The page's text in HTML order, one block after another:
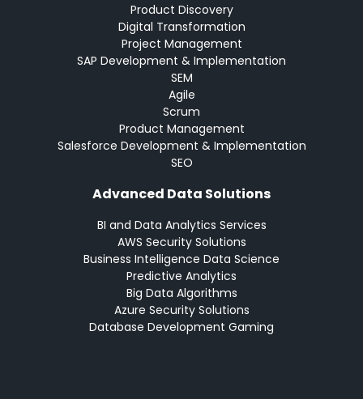
Product Discovery
Digital Transformation
Project Management
SAP Development & Implementation
SEM
Agile
Scrum
Product Management
Salesforce Development & Implementation
SEO
Advanced Data Solutions
BI and Data Analytics Services
AWS Security Solutions
Business Intelligence Data Science
Predictive Analytics
Big Data Algorithms
Azure Security Solutions
Database Development Gaming